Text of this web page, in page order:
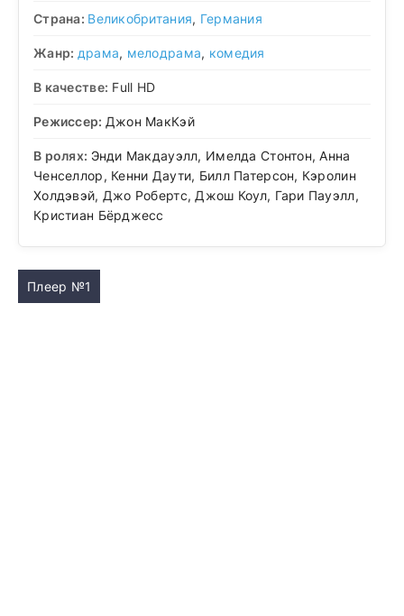
Страна: Великобритания, Германия
Жанр: драма, мелодрама, комедия
В качестве: Full HD
Режиссер: Джон МакКэй
В ролях: Энди Макдауэлл, Имелда Стонтон, Анна
Ченселлор, Кенни Даути, Билл Патерсон, Кэролин
Холдэвэй, Джо Робертс, Джош Коул, Гари Пауэлл,
Кристиан Бёрджесс
Плеер №1